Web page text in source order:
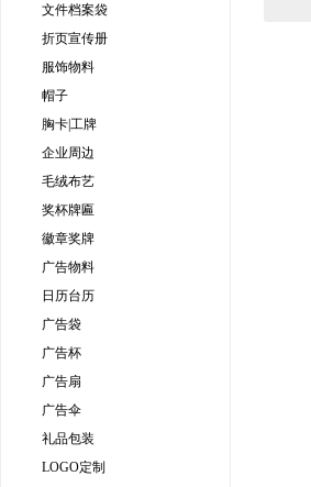
文件档案袋
折页宣传册
服饰物料
帽子
胸卡|工牌
企业周边
毛绒布艺
奖杯牌匾
徽章奖牌
广告物料
日历台历
广告袋
广告杯
广告扇
广告伞
礼品包装
LOGO定制